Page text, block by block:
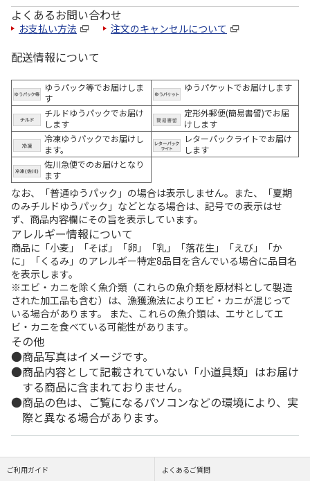
よくあるお問い合わせ
お支払い方法 注文のキャンセルについて
配送情報について
ゆうパック等でお届けしま
す
ゆうパケットでお届けします
チルドゆうパックでお届け
します
定形外郵便(簡易書留)でお届
けします
冷凍ゆうパックでお届けし
ます。
レターパックライトでお届け
します
佐川急便でのお届けとなり
ます
なお、「普通ゆうパック」の場合は表示しません。また、「夏期
のみチルドゆうパック」などとなる場合は、記号での表示はせ
ず、商品内容欄にその旨を表示しています。
アレルギー情報について
商品に「小麦」「そば」「卵」「乳」「落花生」「えび」「か
に」「くるみ」のアレルギー特定8品目を含んでいる場合に品目名
を表示します。
※エビ・カニを除く魚介類（これらの魚介類を原材料として製造
された加工品も含む）は、漁獲漁法によりエビ・カニが混じって
いる場合があります。 また、これらの魚介類は、エサとしてエ
ビ・カニを食べている可能性があります。
その他
商品写真はイメージです。
商品内容として記載されていない「小道具類」はお届け
する商品に含まれておりません。
商品の色は、ご覧になるパソコンなどの環境により、実
際と異なる場合があります。
ご利用ガイド よくあるご質問